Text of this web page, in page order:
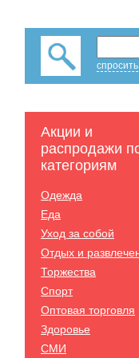
Акции и
распродажи
категориям
Одежда
Еда
Уход за собой
Отдых и
Торжества
Спорт
Оптовая торговля
Здоровье
СМИ